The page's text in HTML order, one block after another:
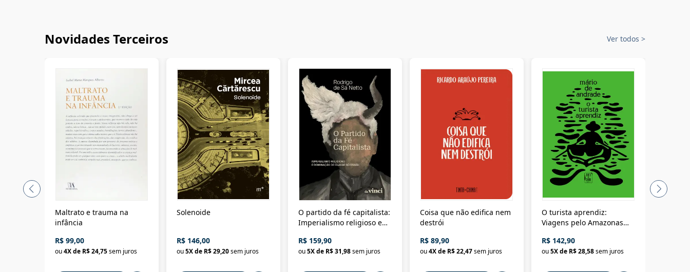
Novidades Terceiros Ver todos >
Maltrato e trauma na
infância
R$ 99,00
ou4X de R$ 24,75sem juros
Solenoide
R$ 146,00
ou5X de R$ 29,20sem juros
O partido da fé capitalista:
Imperialismo religioso e
Brasil
R$ 159,90
ou5X de R$ 31,98sem juros
Coisa que não edifica nem
destrói
R$ 89,90
ou4X de R$ 22,47sem juros
O turista aprendiz:
Viagens pelo Amazonas
até a Bolívia e por Marajó
até dizer chega
R$ 142,90
ou5X de R$ 28,58sem juros